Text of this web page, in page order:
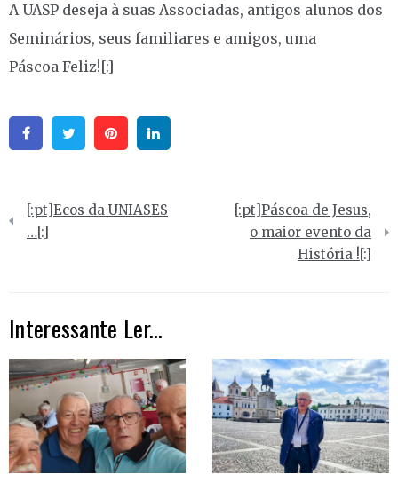
A UASP deseja à suas Associadas, antigos alunos dos
Seminários, seus familiares e amigos, uma
Páscoa Feliz![:]
FacebookTwitter Pinterest
Navegação
de
[:pt]Ecos da UNIASES
…[:]
[:pt]Páscoa de Jesus,
o maior evento da
História ![:]
Interessante Ler...